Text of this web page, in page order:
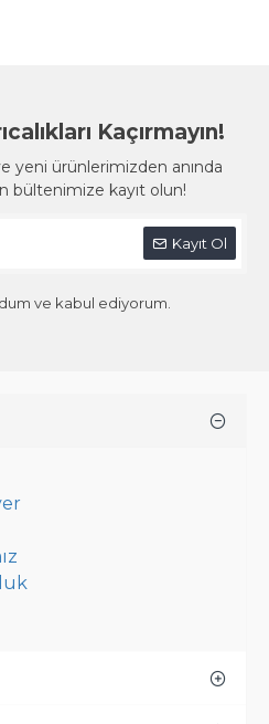
Kaçırmayın!
yeni ürünlerimizden anında
bültenimize kayıt olun!
Kayıt Ol
ve kabul ediyorum.